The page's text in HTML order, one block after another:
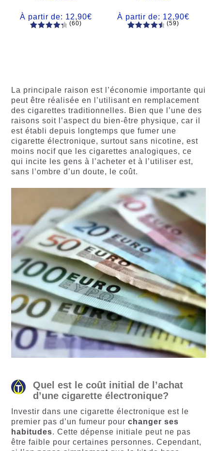
À partir de: 12,90€
client
(60)
À partir de: 12,90€
(59)
La principale raison est l’économie importante qui
peut être réalisée en l’utilisant en remplacement
des cigarettes traditionnelles. Bien que l’une des
raisons soit l’aspect du bien-être physique, car il
est établi depuis longtemps que fumer une
cigarette électronique, surtout sans nicotine, est
moins nocif que les cigarettes analogiques, ce
qui incite les gens à l’acheter et à l’utiliser est,
sans l’ombre d’un doute, le coût.
Quel est le coût initial de l’achat
d’une cigarette électronique?
Investir dans une cigarette électronique est le
premier pas d’un fumeur pour changer ses
habitudes. Cette dépense initiale peut ne pas
être faible pour certaines personnes. Cependant,